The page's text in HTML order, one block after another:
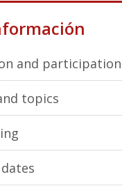
and participation
topics